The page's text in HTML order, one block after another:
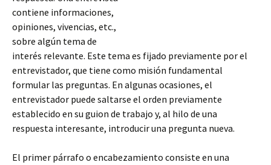
contiene informaciones,
opiniones, vivencias, etc.,
sobre algún tema de
interés relevante. Este tema es fijado previamente por el
entrevistador, que tiene como misión fundamental
formular las preguntas. En algunas ocasiones, el
entrevistador puede saltarse el orden previamente
establecido en su guion de trabajo y, al hilo de una
respuesta interesante, introducir una pregunta nueva.
El primer párrafo o encabezamiento consiste en una